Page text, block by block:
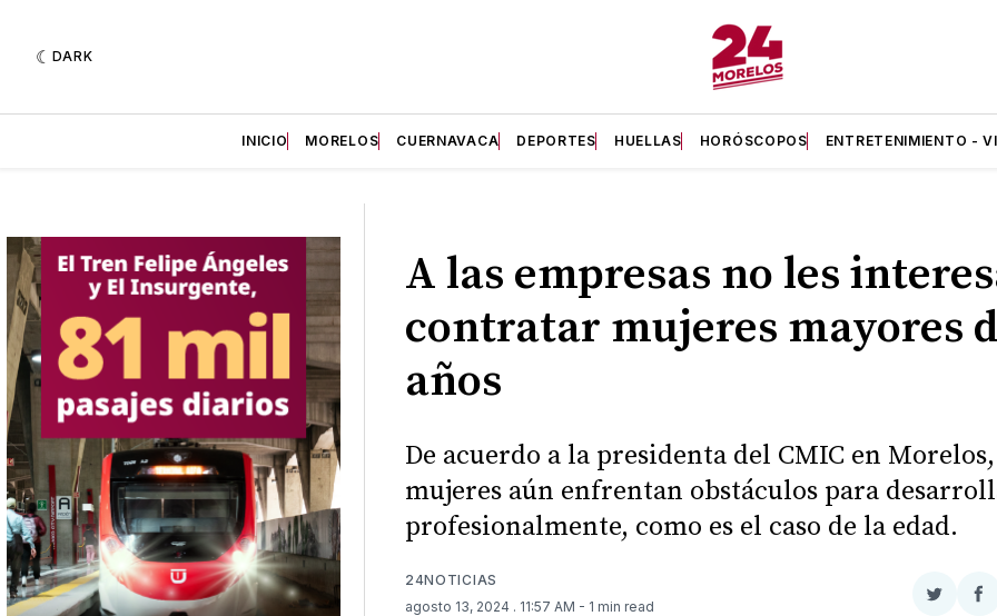
DARK
INICIO MORELOS CUERNAVACA DEPORTES HUELLAS HORÓSCOPOS ENTRETENIMIENTO -
A las empresas no les
contratar mujeres mayores
años
De acuerdo a la presidenta del CMIC en
mujeres aún enfrentan obstáculos para
profesionalmente, como es el caso de la edad.
24NOTICIAS
agosto 13, 2024 . 11:57 AM - 1 min read